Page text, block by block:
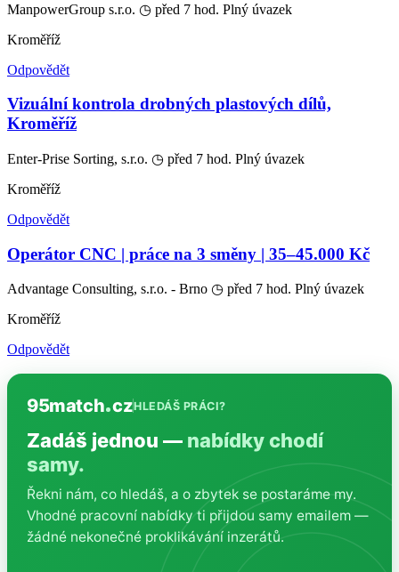
ManpowerGroup s.r.o. ◷ před 7 hod. Plný úvazek
Kroměříž
Odpovědět
Vizuální kontrola drobných plastových dílů,
Kroměříž
Enter-Prise Sorting, s.r.o. ◷ před 7 hod. Plný úvazek
Kroměříž
Odpovědět
Operátor CNC | práce na 3 směny | 35–45.000 Kč
Advantage Consulting, s.r.o. - Brno ◷ před 7 hod. Plný úvazek
Kroměříž
Odpovědět
95match czHLEDÁŠ PRÁCI?
Zadáš jednou — nabídky chodí
samy.
Řekni nám, co hledáš, a o zbytek se postaráme my.
Vhodné pracovní nabídky ti přijdou samy emailem —
žádné nekonečné proklikávání inzerátů.